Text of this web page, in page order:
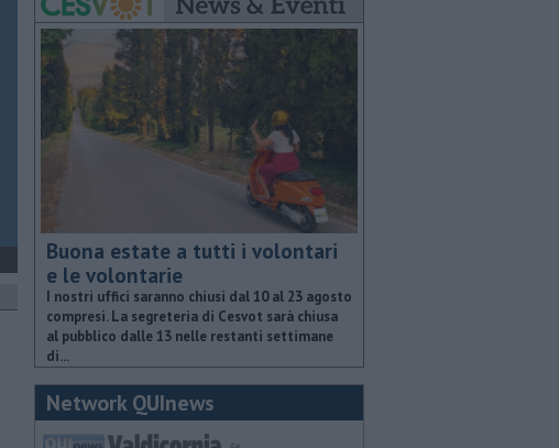
Buona estate a tutti i volontari
e le volontarie
I nostri uffici saranno chiusi dal 10 al 23 agosto
compresi. La segreteria di Cesvot sarà chiusa
al pubblico dalle 13 nelle restanti settimane
di...
Network QUInews